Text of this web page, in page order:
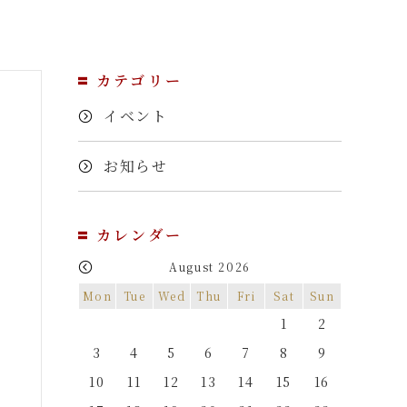
カテゴリー
イベント
お知らせ
カレンダー
August 2026
Mon
Tue Wed Thu Fri Sat Sun
1
2
3
4 5 6 7 8
9
10
11 12 13 14 15
16